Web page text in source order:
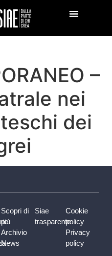
–
nei
dei
Scopri di
più
Archivio
News
Siae
trasparente
Cookie
policy
Privacy
policy